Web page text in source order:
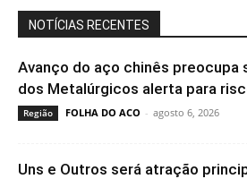
NOTÍCIAS RECENTES
Avanço do aço chinês preocupa
dos Metalúrgicos alerta para
Região FOLHA DO ACO - agosto 6, 2026
Uns e Outros será atração